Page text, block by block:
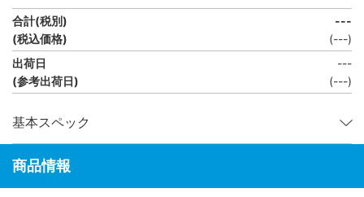
合計(税別)
(税込価格)
---
(---)
出荷日
(参考出荷日)
---
(---)
基本スペック
商品情報